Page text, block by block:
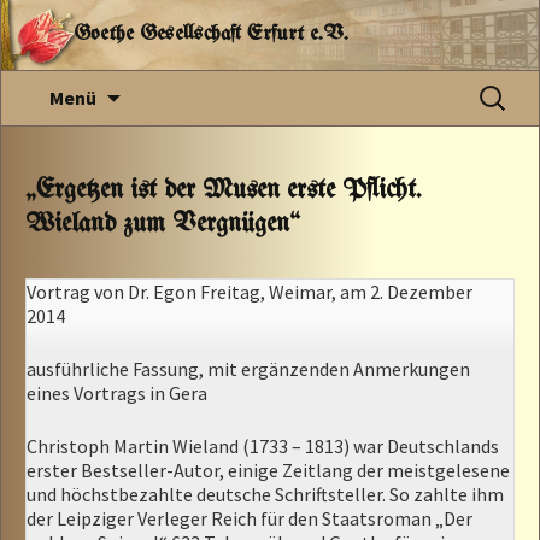
Goethe Gesellschaft Erfurt e.V.
Menü
Suchen
nach:
„Ergetzen ist der Musen erste Pflicht.
Wieland zum Vergnügen“
Vortrag von Dr. Egon Freitag, Weimar, am 2. Dezember
2014
ausführliche Fassung, mit ergänzenden Anmerkungen
eines Vortrags in Gera
Christoph Martin Wieland (1733 – 1813) war Deutschlands
erster Bestseller-Autor, einige Zeitlang der meistgelesene
und höchstbezahlte deutsche Schriftsteller. So zahlte ihm
der Leipziger Verleger Reich für den Staatsroman „Der